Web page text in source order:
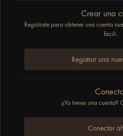
Crear una
Regístrate para obtener una cuenta
fácil!.
Registrar una
¿Ya tienes una cuenta?
Conectar